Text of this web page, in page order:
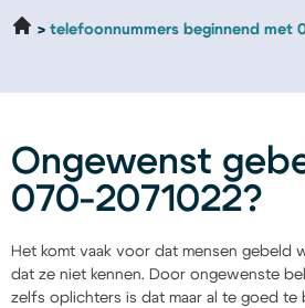
telefoonnummers beginnend met
Ongewenst
070-2071022?
Het komt vaak voor dat mensen gebeld
dat ze niet kennen. Door ongewenste
zelfs oplichters is dat maar al te goed te